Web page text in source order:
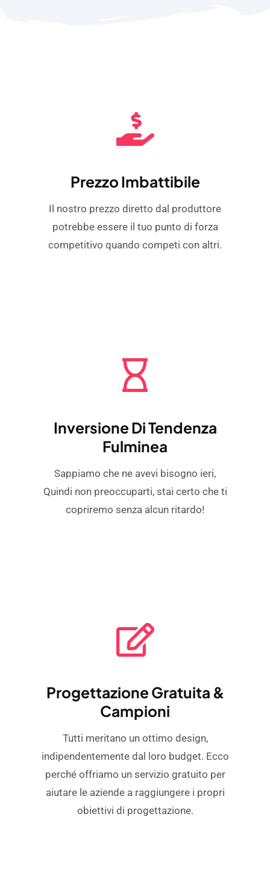
Prezzo Imbattibile
Il nostro prezzo diretto dal produttore
potrebbe essere il tuo punto di forza
competitivo quando competi con altri.
Inversione Di Tendenza
Fulminea
Sappiamo che ne avevi bisogno ieri,
Quindi non preoccuparti, stai certo che ti
copriremo senza alcun ritardo!
Progettazione Gratuita &
Campioni
Tutti meritano un ottimo design,
indipendentemente dal loro budget. Ecco
perché offriamo un servizio gratuito per
aiutare le aziende a raggiungere i propri
obiettivi di progettazione.